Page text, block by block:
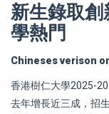
新生錄取
學熱門
Chineses verison
香港樹仁大學2025-
去年增長近三成，招